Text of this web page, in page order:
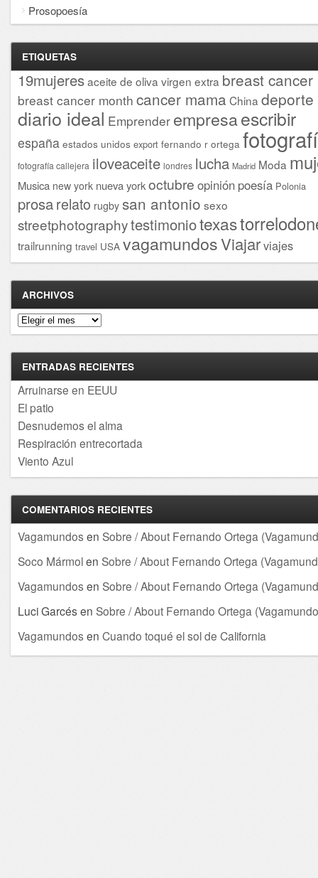
Prosopoesía
ETIQUETAS
19mujeresaceite de oliva virgen extra breast cancer
breast cancer month cancer mama China deporte
diario ideal Emprender empresaescribir
españa estados unidos export fernando r ortega
fotografía callejera iloveaceite londres lucha Madrid Moda
Musica new york nueva yorkoctubre opinión poesía Polonia
prosarelato rugby san antonio sexo
streetphotographytestimoniotexas
trailrunning travel USA vagamundosViajarviajes
ARCHIVOS
Archivos
ENTRADAS RECIENTES
Arruinarse en EEUU
El patio
Desnudemos el alma
Respiración entrecortada
Viento Azul
COMENTARIOS RECIENTES
Vagamundos en Sobre / About Fernando Ortega
Soco Mármolen Sobre / About Fernando Ortega
Vagamundos en Sobre / About Fernando Ortega
Luci Garcés en Sobre / About Fernando Ortega
Vagamundos en Cuando toqué el sol de California